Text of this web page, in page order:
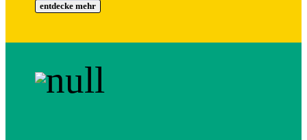
entdecke mehr